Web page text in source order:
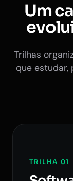
Um
Trilhas
que estudar,
TRILHA 01